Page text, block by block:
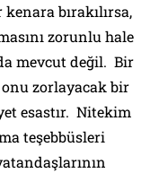
bırakılırsa,
zorunlu hale
mevcut değil. Bir
zorlayacak bir
esastır. Nitekim
teşebbüsleri